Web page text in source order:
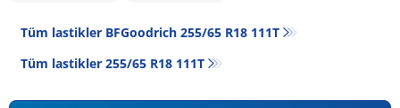
Tüm lastikler BFGoodrich 255/65 R18 111T
Tüm lastikler‎ 255/65 R18 111T